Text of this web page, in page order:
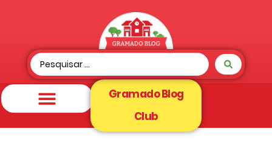
Gramado Blog
Club